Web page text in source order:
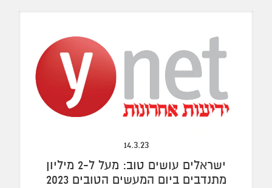
14.3.23
ישראלים עושים טוב: מעל ל-2 מיליון
מתנדבים ב‏יום המעשים הטובים 2023